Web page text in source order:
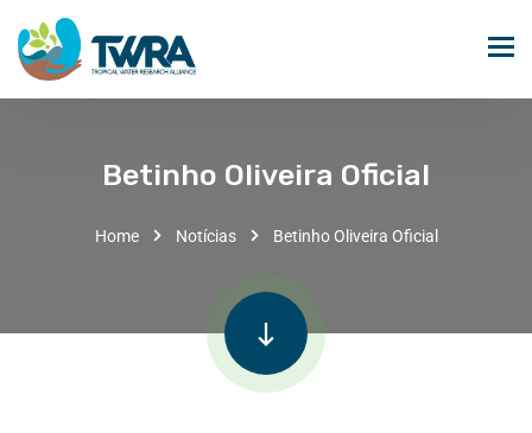
Betinho Oliveira Oficial
Home Notícias Betinho Oliveira Oficial